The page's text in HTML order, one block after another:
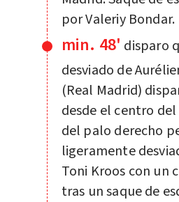
por Valeriy Bondar.
min. 48' disparo
desviado de
(Real Madrid)
desde el centro
del palo derecho
ligeramente
Toni Kroos con un
tras un saque de